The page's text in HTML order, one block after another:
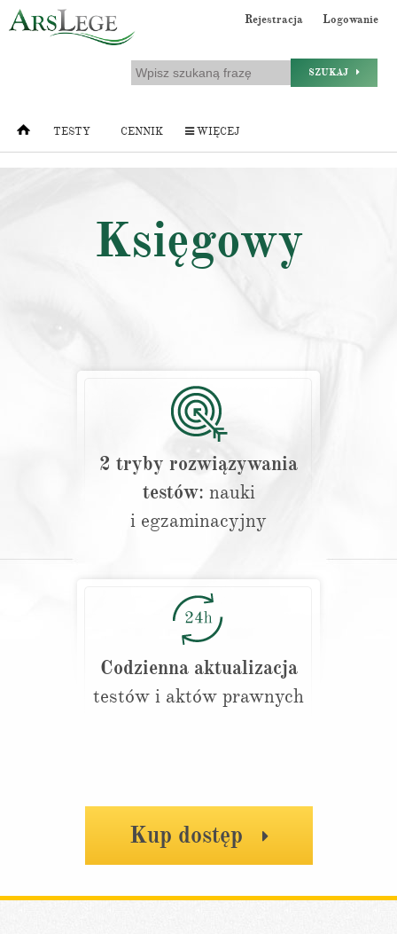
Rejestracja Logowanie
SZUKAJ
TESTY CENNIK WIĘCEJ
Księgowy
2 tryby rozwiązywania
testów: nauki
i egzaminacyjny
Codzienna aktualizacja
testów i aktów prawnych
Kup dostęp